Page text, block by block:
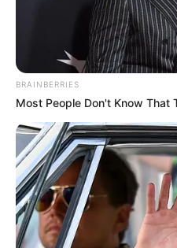
Az ügy a Budapest V.
társasház körül robbant
évtizedek óta él. A
épületben több lakást is
Jánoshoz köthető
állítja, hogy olyan
amely végső soron a
vezethet. Az ügyről
Ferencz Orsolya pedig
BRAINBERRIES
Most People Don't Know That